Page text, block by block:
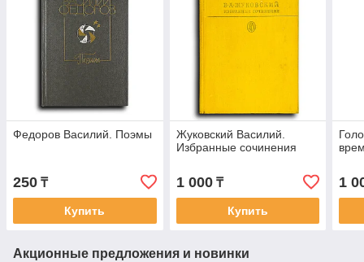
Федоров Василий. Поэмы
250 ₸
Купить
Жуковский Василий.
Избранные сочинения
1 000₸
Купить
1
Акционные предложения и новинки